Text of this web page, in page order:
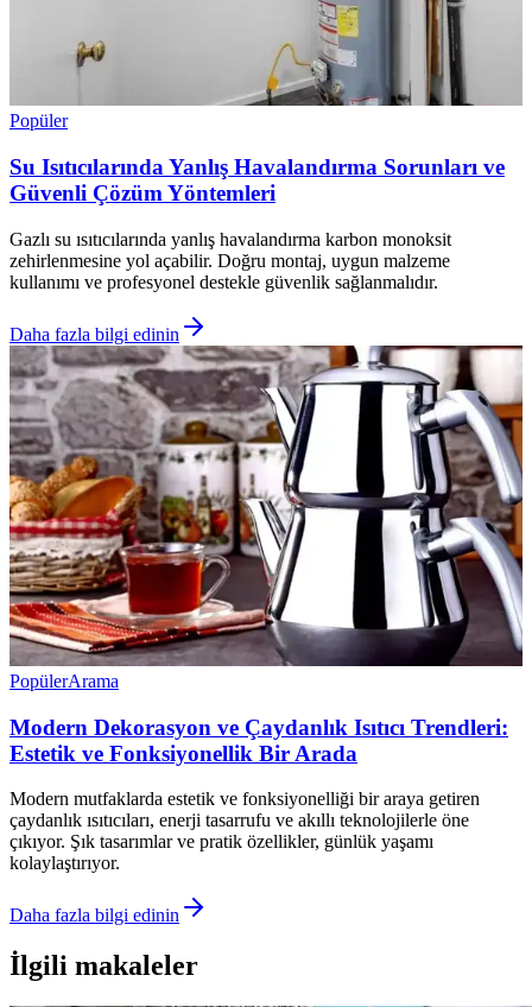
Popüler
Su Isıtıcılarında Yanlış Havalandırma Sorunları ve
Güvenli Çözüm Yöntemleri
Gazlı su ısıtıcılarında yanlış havalandırma karbon monoksit
zehirlenmesine yol açabilir. Doğru montaj, uygun malzeme
kullanımı ve profesyonel destekle güvenlik sağlanmalıdır.
Daha fazla bilgi edinin
PopülerArama
Modern Dekorasyon ve Çaydanlık Isıtıcı Trendleri:
Estetik ve Fonksiyonellik Bir Arada
Modern mutfaklarda estetik ve fonksiyonelliği bir araya getiren
çaydanlık ısıtıcıları, enerji tasarrufu ve akıllı teknolojilerle öne
çıkıyor. Şık tasarımlar ve pratik özellikler, günlük yaşamı
kolaylaştırıyor.
Daha fazla bilgi edinin
İlgili makaleler